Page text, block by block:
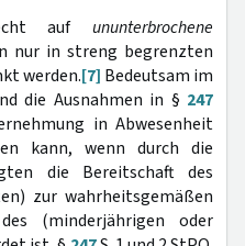
auf ununterbrochene
nur in streng begrenzten
werden.[7] Bedeutsam im
die Ausnahmen in § 247
in Abwesenheit
kann, wenn durch die
die Bereitschaft des
zur wahrheitsgemäßen
(minderjährigen oder